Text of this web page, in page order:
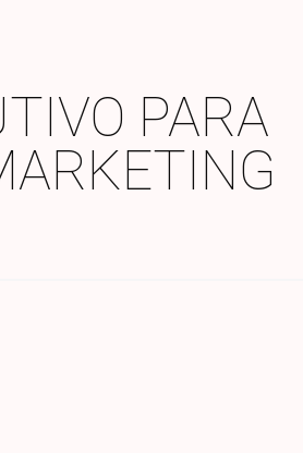
PARA